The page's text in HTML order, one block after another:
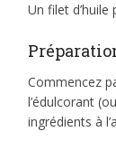
Un filet d’huile
Commencez
l’édulcorant
ingrédients à